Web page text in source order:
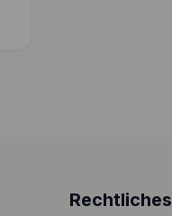
Rechtliches